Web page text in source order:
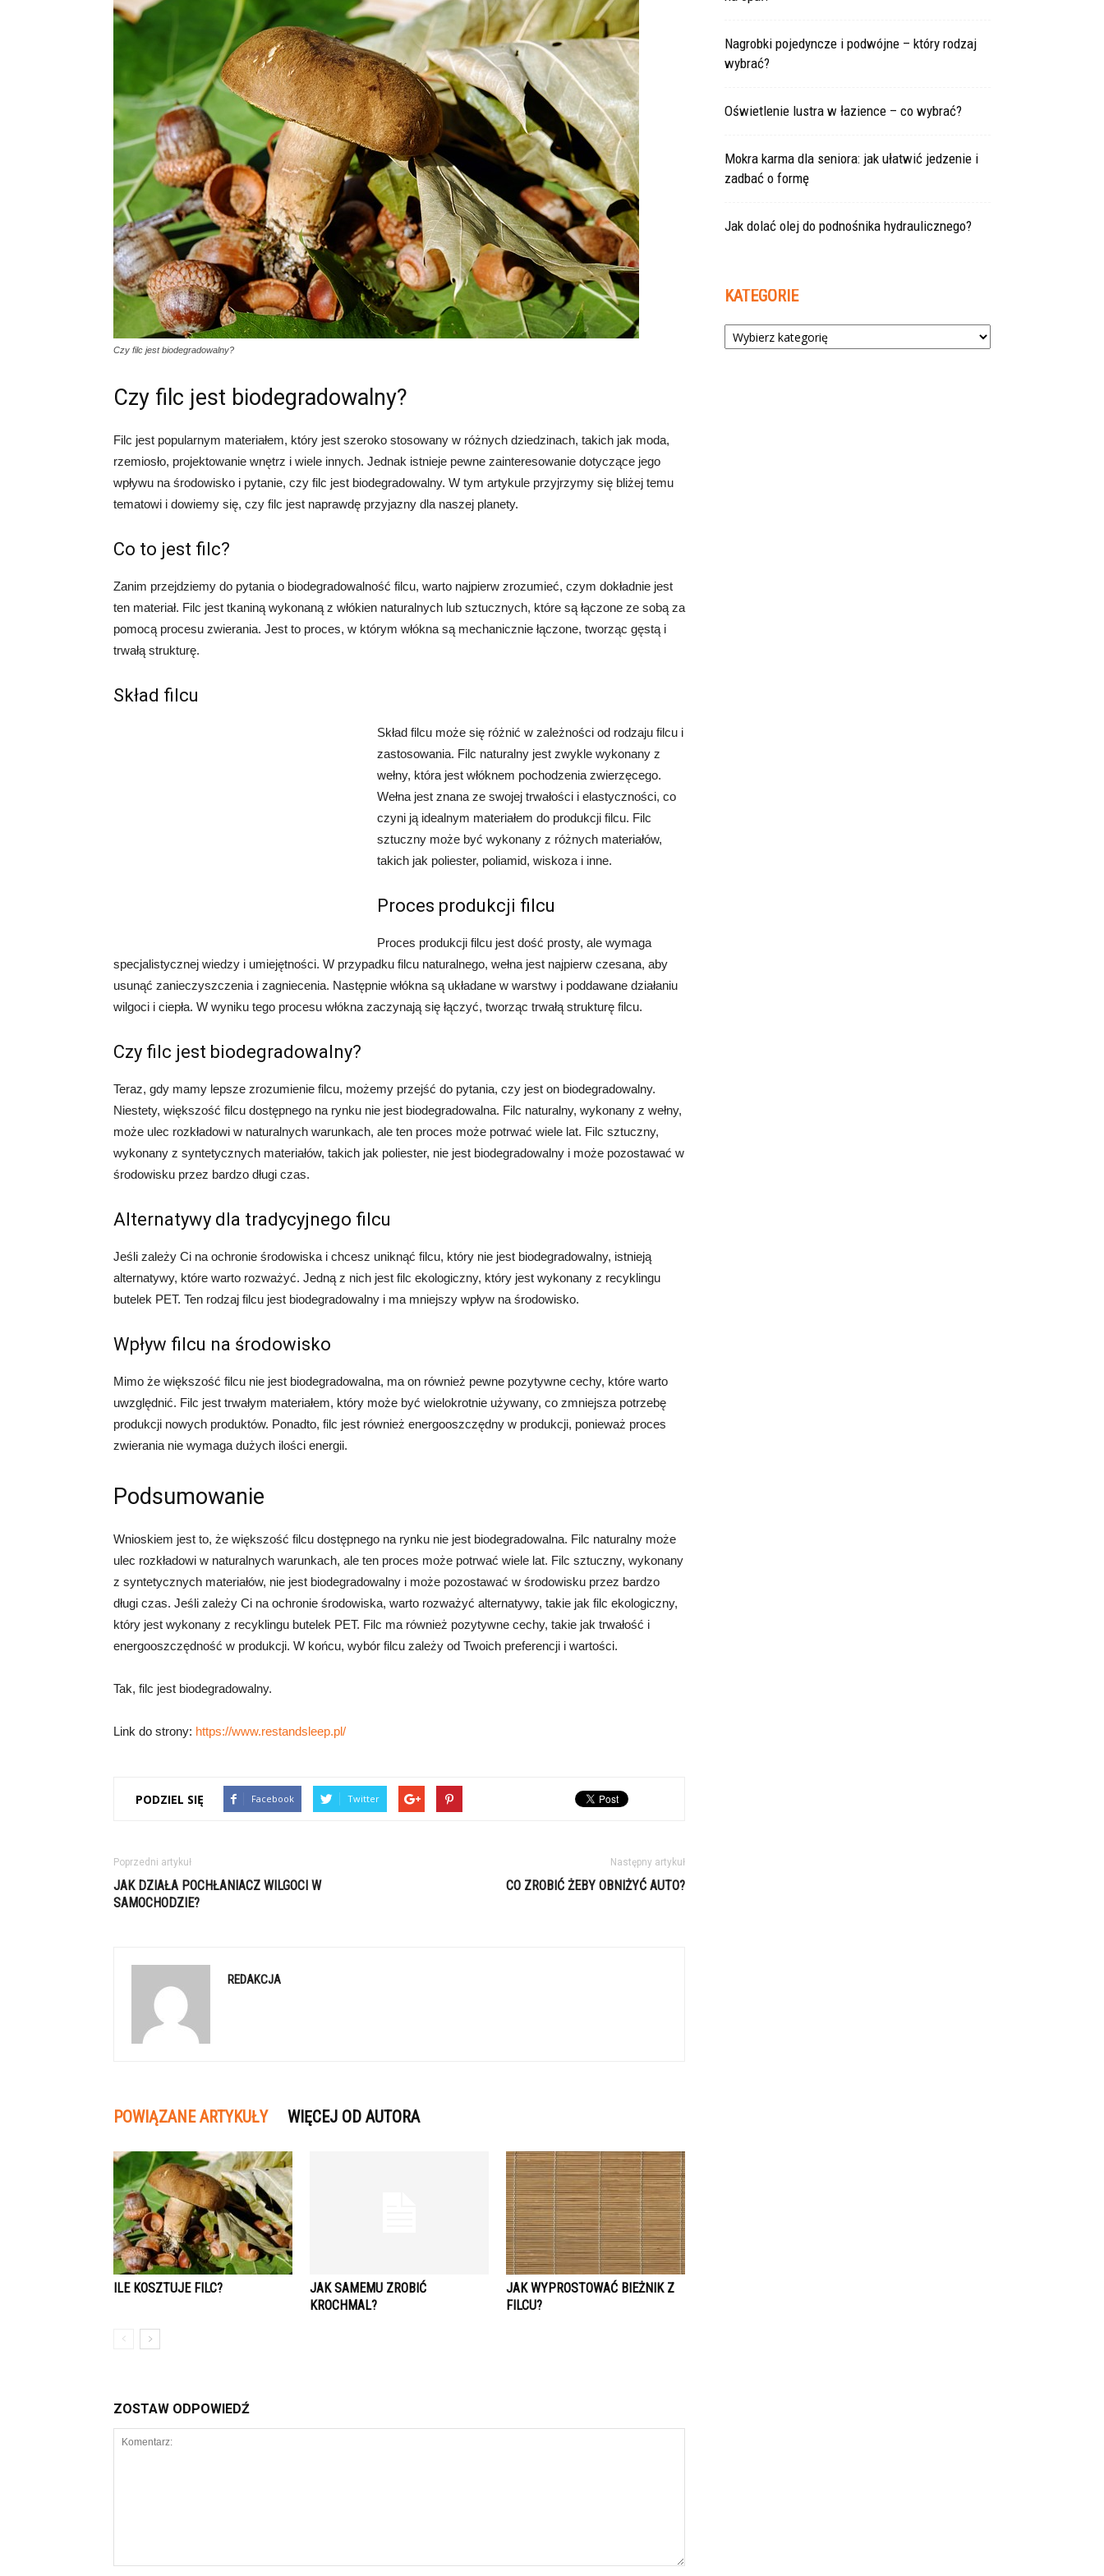
Czy filc jest biodegradowalny?
Czy filc jest biodegradowalny?
Filc jest popularnym materiałem, który jest szeroko stosowany w różnych dziedzinach, takich jak moda,
rzemiosło, projektowanie wnętrz i wiele innych. Jednak istnieje pewne zainteresowanie dotyczące jego
wpływu na środowisko i pytanie, czy filc jest biodegradowalny. W tym artykule przyjrzymy się bliżej temu
tematowi i dowiemy się, czy filc jest naprawdę przyjazny dla naszej planety.
Co to jest filc?
Zanim przejdziemy do pytania o biodegradowalność filcu, warto najpierw zrozumieć, czym dokładnie jest
ten materiał. Filc jest tkaniną wykonaną z włókien naturalnych lub sztucznych, które są łączone ze sobą za
pomocą procesu zwierania. Jest to proces, w którym włókna są mechanicznie łączone, tworząc gęstą i
trwałą strukturę.
Skład filcu
Skład filcu może się różnić w zależności od rodzaju filcu i
zastosowania. Filc naturalny jest zwykle wykonany z
wełny, która jest włóknem pochodzenia zwierzęcego.
Wełna jest znana ze swojej trwałości i elastyczności, co
czyni ją idealnym materiałem do produkcji filcu. Filc
sztuczny może być wykonany z różnych materiałów,
takich jak poliester, poliamid, wiskoza i inne.
Proces produkcji filcu
Proces produkcji filcu jest dość prosty, ale wymaga
specjalistycznej wiedzy i umiejętności. W przypadku filcu naturalnego, wełna jest najpierw czesana, aby
usunąć zanieczyszczenia i zagniecenia. Następnie włókna są układane w warstwy i poddawane działaniu
wilgoci i ciepła. W wyniku tego procesu włókna zaczynają się łączyć, tworząc trwałą strukturę filcu.
Czy filc jest biodegradowalny?
Teraz, gdy mamy lepsze zrozumienie filcu, możemy przejść do pytania, czy jest on biodegradowalny.
Niestety, większość filcu dostępnego na rynku nie jest biodegradowalna. Filc naturalny, wykonany z wełny,
może ulec rozkładowi w naturalnych warunkach, ale ten proces może potrwać wiele lat. Filc sztuczny,
wykonany z syntetycznych materiałów, takich jak poliester, nie jest biodegradowalny i może pozostawać w
środowisku przez bardzo długi czas.
Alternatywy dla tradycyjnego filcu
Jeśli zależy Ci na ochronie środowiska i chcesz uniknąć filcu, który nie jest biodegradowalny, istnieją
alternatywy, które warto rozważyć. Jedną z nich jest filc ekologiczny, który jest wykonany z recyklingu
butelek PET. Ten rodzaj filcu jest biodegradowalny i ma mniejszy wpływ na środowisko.
Wpływ filcu na środowisko
Mimo że większość filcu nie jest biodegradowalna, ma on również pewne pozytywne cechy, które warto
uwzględnić. Filc jest trwałym materiałem, który może być wielokrotnie używany, co zmniejsza potrzebę
produkcji nowych produktów. Ponadto, filc jest również energooszczędny w produkcji, ponieważ proces
zwierania nie wymaga dużych ilości energii.
Podsumowanie
Wnioskiem jest to, że większość filcu dostępnego na rynku nie jest biodegradowalna. Filc naturalny może
ulec rozkładowi w naturalnych warunkach, ale ten proces może potrwać wiele lat. Filc sztuczny, wykonany
z syntetycznych materiałów, nie jest biodegradowalny i może pozostawać w środowisku przez bardzo
długi czas. Jeśli zależy Ci na ochronie środowiska, warto rozważyć alternatywy, takie jak filc ekologiczny,
który jest wykonany z recyklingu butelek PET. Filc ma również pozytywne cechy, takie jak trwałość i
energooszczędność w produkcji. W końcu, wybór filcu zależy od Twoich preferencji i wartości.
Tak, filc jest biodegradowalny.
Link do strony: https://www.restandsleep.pl/
PODZIEL SIĘ Facebook Twitter
Poprzedni artykuł
JAK DZIAŁA POCHŁANIACZ WILGOCI W
SAMOCHODZIE?
Następny artykuł
CO ZROBIĆ ŻEBY OBNIŻYĆ AUTO?
REDAKCJA
POWIĄZANE ARTYKUŁY WIĘCEJ OD AUTORA
ILE KOSZTUJE FILC?
JAK SAMEMU ZROBIĆ
KROCHMAL?
JAK WYPROSTOWAĆ BIEŻNIK Z
FILCU?
ZOSTAW ODPOWIEDŹ
Nagrobki pojedyncze i podwójne – który rodzaj
wybrać?
Oświetlenie lustra w łazience – co wybrać?
Mokra karma dla seniora: jak ułatwić jedzenie i
zadbać o formę
Jak dolać olej do podnośnika hydraulicznego?
KATEGORIE
Kategorie